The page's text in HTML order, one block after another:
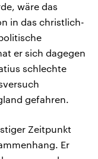
wäre das
in das christlich-
er sich dagegen
schlechte
gefahren.
Zeitpunkt
Er